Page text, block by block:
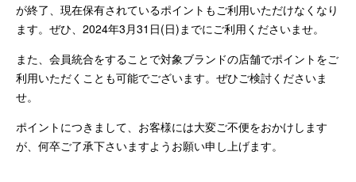
が終了、現在保有されているポイントもご利用いただけなくなり
ます。ぜひ、2024年3月31日(日)までにご利用くださいませ。
また、会員統合をすることで対象ブランドの店舗でポイントをご
利用いただくことも可能でございます。ぜひご検討くださいま
せ。
ポイントにつきまして、お客様には大変ご不便をおかけします
が、何卒ご了承下さいますようお願い申し上げます。